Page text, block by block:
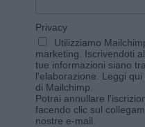
Privacy
Utilizziamo
marketing. Iscrivendoti
tue informazioni siano
l'elaborazione. Leggi
di Mailchimp
Potrai annullare
facendo clic sul
nostre e-mail.